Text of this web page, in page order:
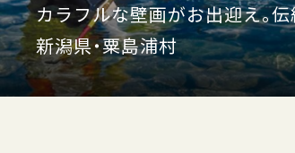
カラフルな壁画がお出迎え。
新潟県・粟島浦村